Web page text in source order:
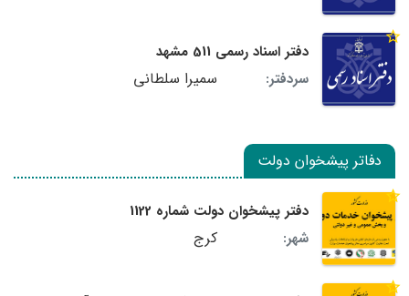
دفتر اسناد رسمی 511 مشهد
سردفتر:
سمیرا سلطانی
دفاتر پیشخوان دولت
دفتر پیشخوان دولت شماره 1122
شهر:
کرج